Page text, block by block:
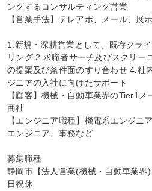
ングするコンサルティング営業
【営業手法】テレアポ、メール、展
1.新規・深耕営業として、既存クラ
リング 2.求職者サーチ及びスクリー
の提案及び条件面のすり合わせ 4.社
ジニアの入社に向けたサポート
【顧客】機械・自動車業界のTier1メ
商社
【エンジニア職種】機電系エンジニ
エンジニア、事務など
募集職種
静岡市【法人営業(機械・自動車業
日祝休